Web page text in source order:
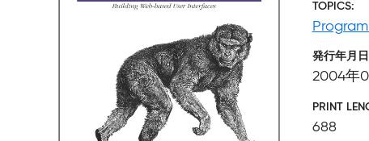
TOPICS
発行年月日
2004年
PRINT
688